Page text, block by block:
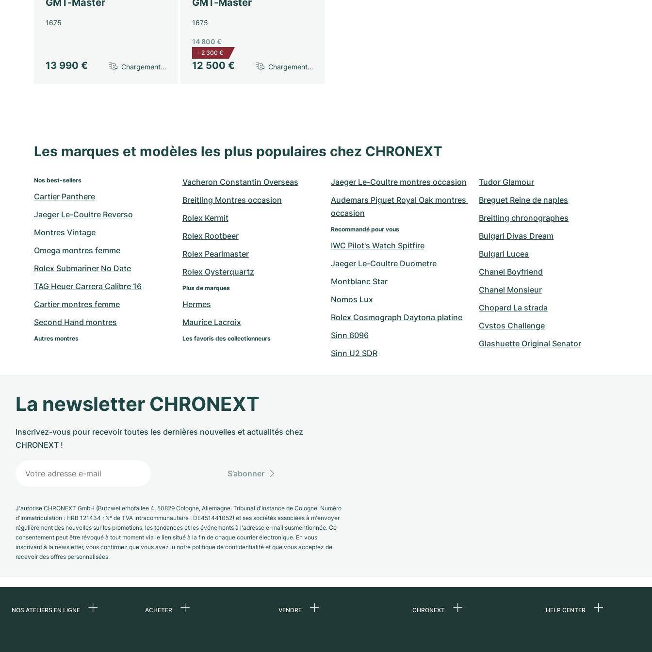
GMT-Master
1675
13 990 € Chargement…
GMT-Master
1675
12 500 €
14 800 €
- 2 300 €
Chargement…
Les marques et modèles les plus populaires chez CHRONEXT
Nos best-sellers
Cartier Panthere
Jaeger Le-Coultre Reverso
Montres Vintage
Omega montres femme
Rolex Submariner No Date
TAG Heuer Carrera Calibre 16
Cartier montres femme
Second Hand montres
Autres montres
Vacheron Constantin Overseas
Breitling Montres occasion
Rolex Kermit
Rolex Rootbeer
Rolex Pearlmaster
Rolex Oysterquartz
Plus de marques
Hermes
Maurice Lacroix
Les favoris des collectionneurs
Jaeger Le-Coultre montres occasion
Audemars Piguet Royal Oak montres
occasion
Recommandé pour vous
IWC Pilot's Watch Spitfire
Jaeger Le-Coultre Duometre
Montblanc Star
Nomos Lux
Rolex Cosmograph Daytona platine
Sinn 6096
Sinn U2 SDR
Tudor Glamour
Breguet Reine de naples
Breitling chronographes
Bulgari Divas Dream
Bulgari Lucea
Chanel Boyfriend
Chanel Monsieur
Chopard La strada
Cvstos Challenge
Glashuette Original Senator
La newsletter CHRONEXT
Inscrivez-vous pour recevoir toutes les dernières nouvelles et actualités chez
CHRONEXT !
S’abonner
J'autorise CHRONEXT GmbH (Butzweilerhofallee 4, 50829 Cologne, Allemagne. Tribunal d'Instance de Cologne, Numéro
d'Immatriculation : HRB 121434 ; N° de TVA intracommunautaire : DE451441052) et ses sociétés associées à m'envoyer
régulièrement des nouvelles sur les promotions, les tendances et les événements à l'adresse e-mail susmentionnée. Ce
consentement peut être révoqué à tout moment via le lien situé à la fin de chaque courrier électronique. En vous
inscrivant à la newsletter, vous confirmez que vous avez lu notre politique de confidentialité et que vous acceptez de
recevoir des offres personnalisées.
NOS ATELIERS EN LIGNE ACHETER VENDRE CHRONEXT HELP CENTER